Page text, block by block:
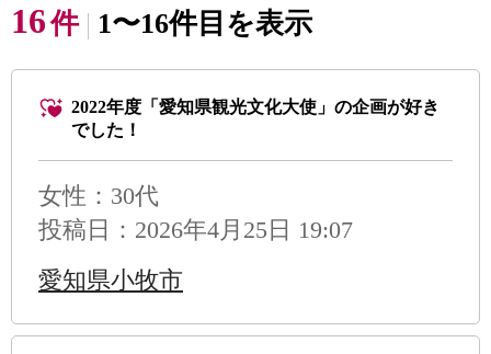
16件 1〜16件目を表示
2022年度「愛知県観光文化大使」の企画が好き
でした！
女性：30代
投稿日：2026年4月25日 19:07
愛知県小牧市